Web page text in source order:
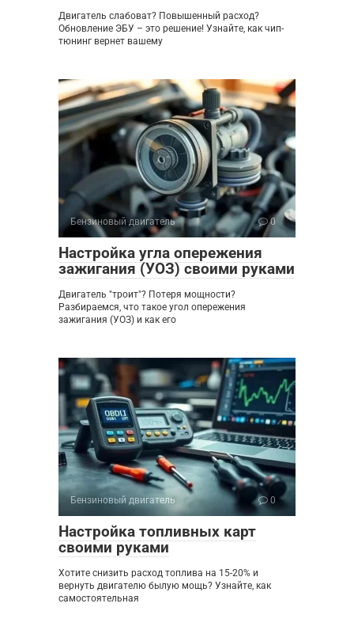
Двигатель слабоват? Повышенный расход?
Обновление ЭБУ – это решение! Узнайте, как чип-
тюнинг вернет вашему
Бензиновый двигатель 0
Настройка угла опережения
зажигания (УОЗ) своими руками
Двигатель "троит"? Потеря мощности?
Разбираемся, что такое угол опережения
зажигания (УОЗ) и как его
Бензиновый двигатель 0
Настройка топливных карт
своими руками
Хотите снизить расход топлива на 15-20% и
вернуть двигателю былую мощь? Узнайте, как
самостоятельная